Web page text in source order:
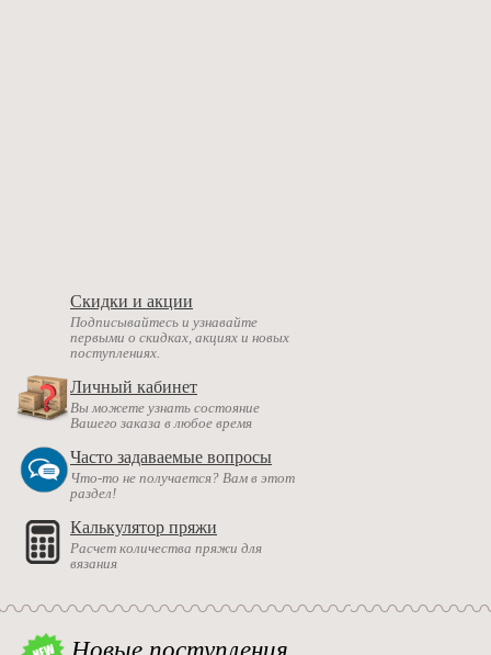
Скидки и акции
Подписывайтесь и узнавайте
первыми о скидках, акциях и новых
поступлениях.
Личный кабинет
Вы можете узнать состояние
Вашего заказа в любое время
Часто задаваемые вопросы
Что-то не получается? Вам в этот
раздел!
Калькулятор пряжи
Расчет количества пряжи для
вязания
Новые поступления